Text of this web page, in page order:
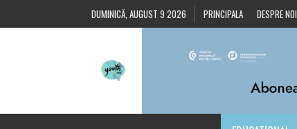
DUMINICĂ, AUGUST 9 2026 PRINCIPALA DESPRE NOI